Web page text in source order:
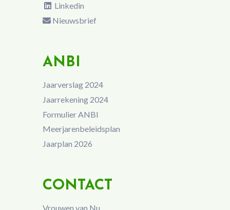
Linkedin
Nieuwsbrief
ANBI
Jaarverslag 2024
Jaarrekening 2024
Formulier ANBI
Meerjarenbeleidsplan
Jaarplan 2026
CONTACT
Vrouwen van Nu